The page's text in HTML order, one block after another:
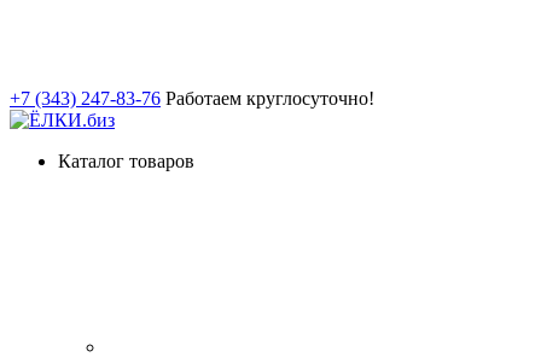
+7 (343) 247-83-76 Работаем круглосуточно!
Каталог товаров